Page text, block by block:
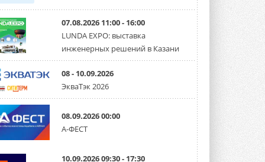
США запретили использование
иностранных инверторов
28 июля 2026 года Федеральная
комиссия по связи США (FCC) обновила
свой специальный перечень Covered ...
31 ИЮЛЯ 2026
Уже через месяц в России
можно будет устанавливать
солнечные панели в МКД
С 1 сентября снимается запрет на
микрогенерацию в многоквартирных ...
30 ИЮЛЯ 2026
Канальные вентиляторы с ЕС-
07.08.2026 11:00 - 16:00
LUNDA EXPO: выставка
инженерных решений в Казани
08 - 10.09.2026
ЭкваТэк 2026
08.09.2026 00:00
А-ФЕСТ
10.09.2026 09:30 - 17:30